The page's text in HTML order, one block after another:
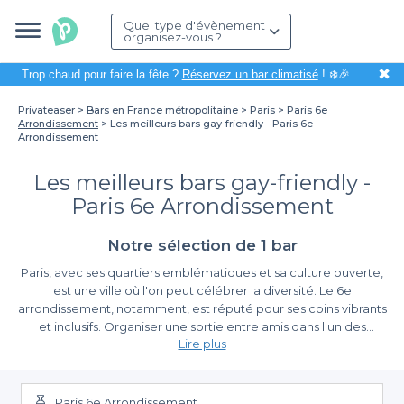
Quel type d'évènement
organisez-vous ?
Trop chaud pour faire la fête ? Réservez un bar climatisé! ❄️🎉 ✖
Privateaser Bars en France métropolitaine Paris
Paris 6e
Arrondissement
Les meilleurs bars gay-friendly - Paris 6e
Arrondissement
Les meilleurs bars gay-friendly -
Paris 6e Arrondissement
Notre sélection de 1 bar
Paris, avec ses quartiers emblématiques et sa culture ouverte,
est une ville où l'on peut célébrer la diversité. Le 6e
arrondissement, notamment, est réputé pour ses coins vibrants
et inclusifs. Organiser une sortie entre amis dans l'un des
meilleurs bars gay-friendly de cette zone peut être une
fête d'anniversaire, ou une simple soirée décontractée. Grâce à
la richesse de l'offre dans ce quartier, il est possible de faire de
Des Bars Pour Tous Les Goûts
Lire plus